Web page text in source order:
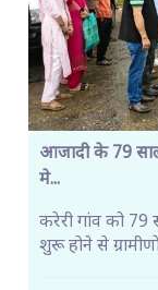
आजादी के 79 साल
मे...
करेरी गांव को 79
शुरू होने से